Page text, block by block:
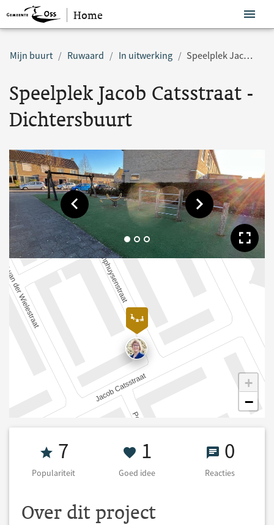
Sla navigatie over
Home
Mijn buurt Ruwaard In uitwerking Speelplek Jacob Catsstraat - Dichtersbuurt
Speelplek Jacob Catsstraat -
Dichtersbuurt
Toon vorige afbeelding Toon volgende
+
−
Populariteit 7
7
Populariteit
1 Goed idee
1
Goed idee
0 0
Reacties
Over dit project